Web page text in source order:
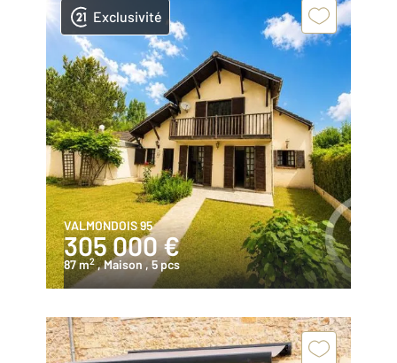
Exclusivité
VALMONDOIS 95
305 000 €
87 m2 , Maison , 5 pcs